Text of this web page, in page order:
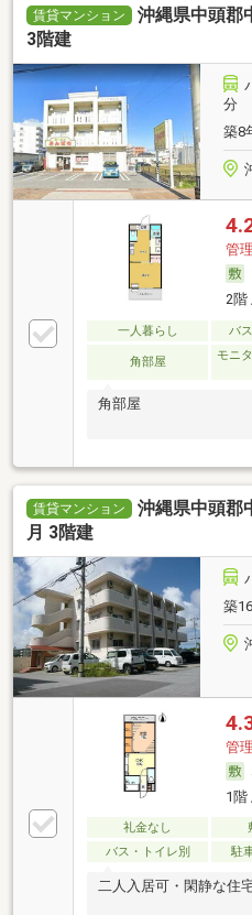
賃貸マンション
沖縄県中頭郡
3階建
分
築8
管
2階
一人暮らし バ
角部屋
モニ
角部屋
賃貸マンション
沖縄県中頭郡
月 3階建
築
管
1階
礼金なし
バス・トイレ別
駐
二人入居可・閑静な住